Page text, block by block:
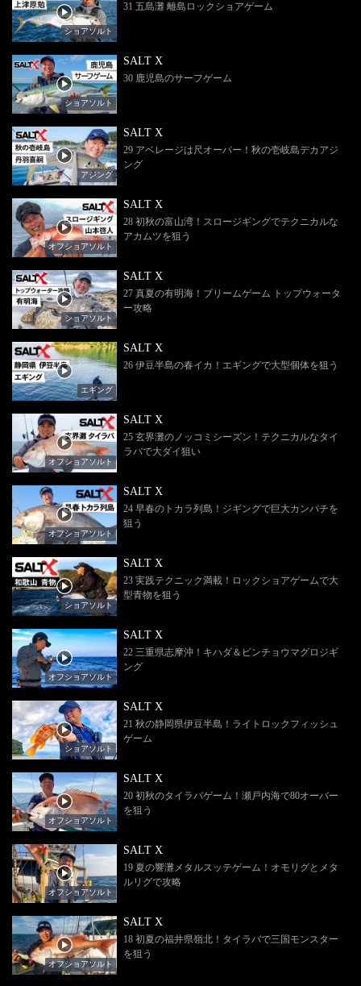
ショアソルト
31 五島灘 離島ロックショアゲーム
ショアソルト
SALT X
30 鹿児島のサーフゲーム
アジング
SALT X
29 アベレージは尺オーバー！秋の壱岐島デカアジ
ング
オフショアソルト
SALT X
28 初秋の富山湾！スロージギングでテクニカルな
アカムツを狙う
ショアソルト
SALT X
27 真夏の有明海！ブリームゲーム トップウォータ
ー攻略
エギング
SALT X
26 伊豆半島の春イカ！エギングで大型個体を狙う
オフショアソルト
SALT X
25 玄界灘のノッコミシーズン！テクニカルなタイ
ラバで大ダイ狙い
オフショアソルト
SALT X
24 早春のトカラ列島！ジギングで巨大カンパチを
狙う
ショアソルト
SALT X
23 実践テクニック満載！ロックショアゲームで大
型青物を狙う
オフショアソルト
SALT X
22 三重県志摩沖！キハダ＆ビンチョウマグロジギ
ング
ショアソルト
SALT X
21 秋の静岡県伊豆半島！ライトロックフィッシュ
ゲーム
オフショアソルト
SALT X
20 初秋のタイラバゲーム！瀬戸内海で80オーバー
を狙う
オフショアソルト
SALT X
19 夏の響灘メタルスッテゲーム！オモリグとメタ
ルリグで攻略
オフショアソルト
SALT X
18 初夏の福井県嶺北！タイラバで三国モンスター
を狙う